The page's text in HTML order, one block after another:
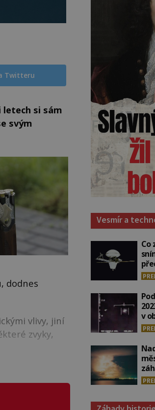
Twitteru
si sám
svým
dodnes
vlivy, jiní
zvyky,
Vesmír a
Co
v